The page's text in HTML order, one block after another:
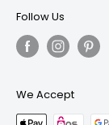
Follow Us
We Accept